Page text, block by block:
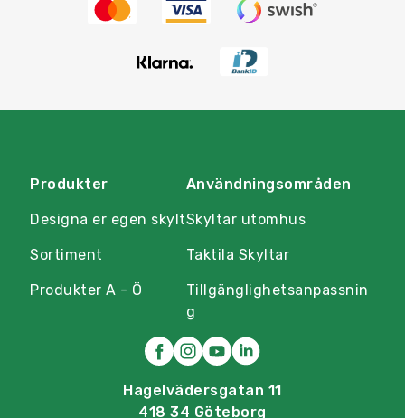
Produkter
Designa er egen skylt
Sortiment
Produkter A - Ö
Användningsområden
Skyltar utomhus
Taktila Skyltar
Tillgänglighetsanpassnin
g
Hagelvädersgatan 11
418 34 Göteborg